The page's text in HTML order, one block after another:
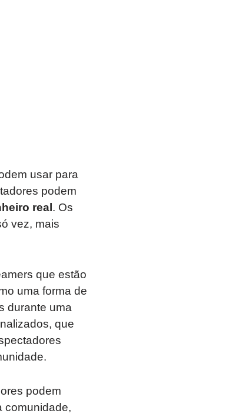
usar para
podem
real . Os
vez, mais
que estão
uma forma de
durante uma
que
podem
comunidade,